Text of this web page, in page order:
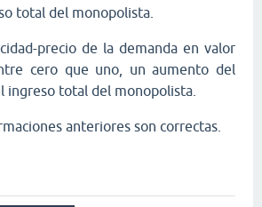
total del monopolista.
precio de la demanda en valor
cero que uno, un aumento del
ingreso total del monopolista.
anteriores son correctas.